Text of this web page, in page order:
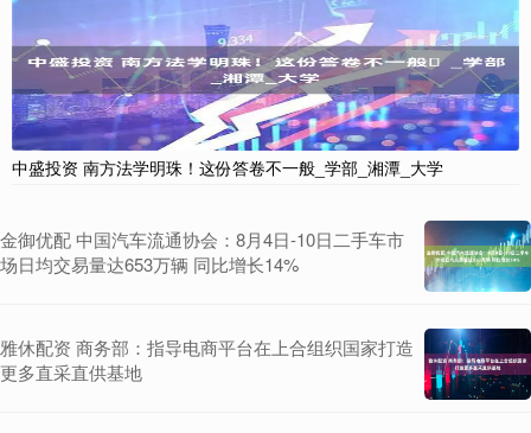
中盛投资 南方法学明珠！这份答卷不一般️_学部_湘潭_大学
金御优配 中国汽车流通协会：8月4日-10日二手车市
场日均交易量达653万辆 同比增长14%
雅休配资 商务部：指导电商平台在上合组织国家打造
更多直采直供基地